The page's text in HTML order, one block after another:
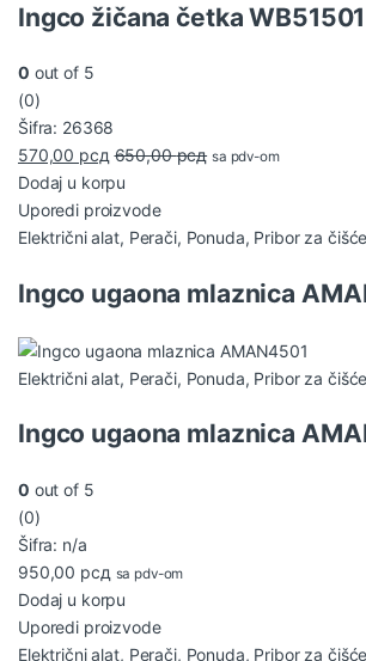
Ingco žičana četka
0 out of 5
(0)
Šifra: 26368
570,00 рсд 650,00рсд sa pdv-om
Dodaj u korpu
Uporedi proizvode
Električni alat, Perači, Ponuda, Pribor za
Ingco ugaona mlaznica
Električni alat, Perači, Ponuda, Pribor za
Ingco ugaona mlaznica
0 out of 5
(0)
Šifra: n/a
950,00 рсд sa pdv-om
Dodaj u korpu
Uporedi proizvode
Električni alat, Perači, Ponuda, Pribor za